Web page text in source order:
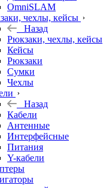
OmniSLAM
чехлы, кейсы
Назад
Рюкзаки, чехлы, кейсы
Кейсы
Рюкзаки
Сумки
Чехлы
Назад
Кабели
Антенные
Интерфейсные
Питания
Y-кабели